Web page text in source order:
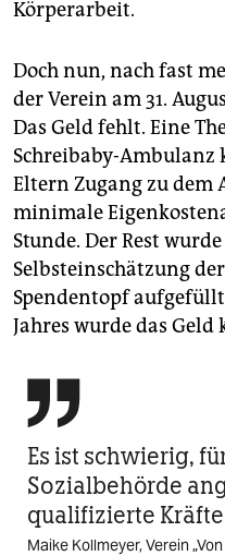
Körperarbeit.
Doch nun, nach fast
der Verein am 31.
Das Geld fehlt. Eine
Schreibaby-Ambulanz
Eltern Zugang zu dem
minimale
Stunde. Der Rest
Selbsteinschätzung
Spendentopf
Jahres wurde das Geld

Es ist schwierig,
Sozialbehörde
qualifizierte
Maike Kollmeyer, Verein